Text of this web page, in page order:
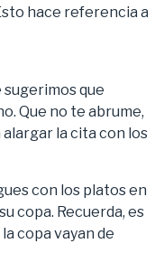
hace referencia a
sugerimos que
Que no te abrume,
la cita con los
con los platos en
copa. Recuerda, es
copa vayan de